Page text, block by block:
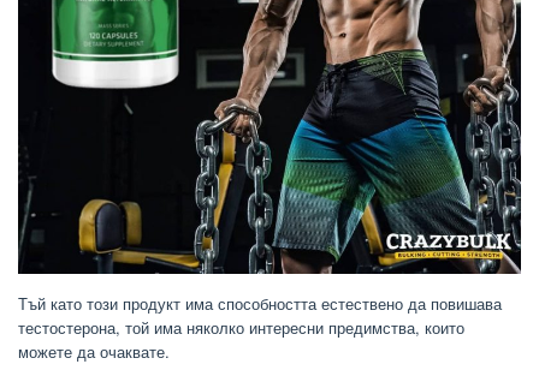
Тъй като този продукт има способността естествено да повишава
тестостерона, той има няколко интересни предимства, които
можете да очаквате.